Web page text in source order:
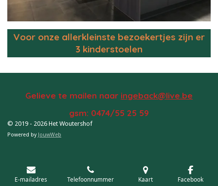
Voor onze allerkleinste bezoekertjes zijn er
3 kinderstoelen
Gelieve te mailen naar ingeback@live.be
gsm: 0474/55 25 59
© 2019 - 2026 Het Woutershof
Powered by JouwWeb
E-mailadres Telefoonnummer Kaart Facebook